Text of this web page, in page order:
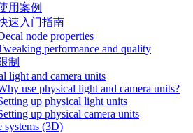
用案例
速入门指南
node properties
performance and quality
制
light and camera units
use physical light and camera units?
up physical light units
up physical camera units
systems (3D)